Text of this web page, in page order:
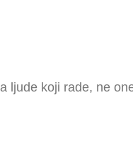
ljude koji rade, ne